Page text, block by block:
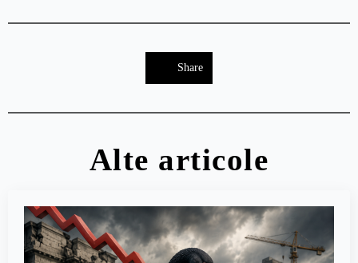
Share
Alte articole